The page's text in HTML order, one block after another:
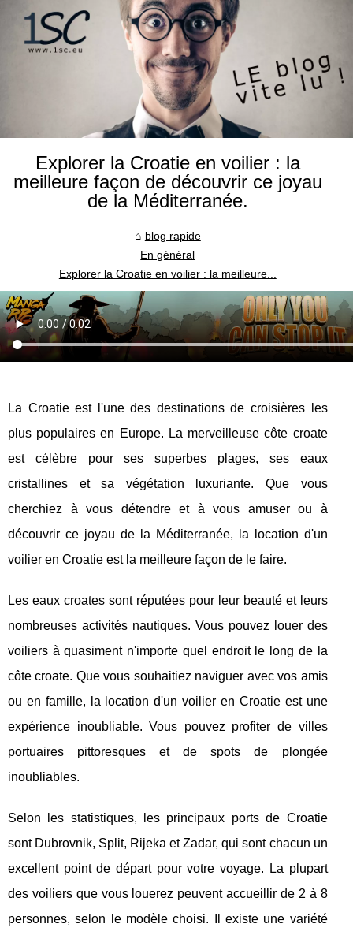
Explorer la Croatie en voilier : la
meilleure façon de découvrir ce joyau
de la Méditerranée.
blog rapide
En général
Explorer la Croatie en voilier : la meilleure...
La Croatie est l'une des destinations de croisières les
plus populaires en Europe. La merveilleuse côte croate
est célèbre pour ses superbes plages, ses eaux
cristallines et sa végétation luxuriante. Que vous
cherchiez à vous détendre et à vous amuser ou à
découvrir ce joyau de la Méditerranée, la location d'un
voilier en Croatie est la meilleure façon de le faire.
Les eaux croates sont réputées pour leur beauté et leurs
nombreuses activités nautiques. Vous pouvez louer des
voiliers à quasiment n'importe quel endroit le long de la
côte croate. Que vous souhaitiez naviguer avec vos amis
ou en famille, la location d'un voilier en Croatie est une
expérience inoubliable. Vous pouvez profiter de villes
portuaires pittoresques et de spots de plongée
inoubliables.
Selon les statistiques, les principaux ports de Croatie
sont Dubrovnik, Split, Rijeka et Zadar, qui sont chacun un
excellent point de départ pour votre voyage. La plupart
des voiliers que vous louerez peuvent accueillir de 2 à 8
personnes, selon le modèle choisi. Il existe une variété